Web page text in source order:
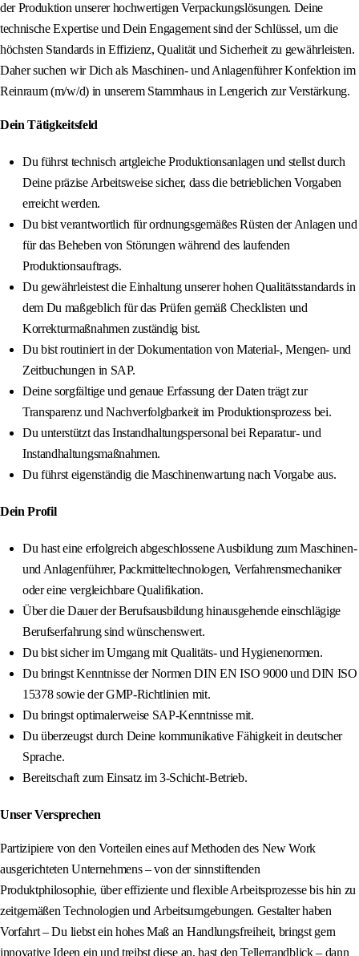
der Produktion unserer hochwertigen Verpackungslösungen. Deine
technische Expertise und Dein Engagement sind der Schlüssel, um die
höchsten Standards in Effizienz, Qualität und Sicherheit zu gewährleisten.
Daher suchen wir Dich als Maschinen- und Anlagenführer Konfektion im
Reinraum (m/w/d) in unserem Stammhaus in Lengerich zur Verstärkung.
Dein Tätigkeitsfeld
Du führst technisch artgleiche Produktionsanlagen und stellst durch
Deine präzise Arbeitsweise sicher, dass die betrieblichen Vorgaben
erreicht werden.
Du bist verantwortlich für ordnungsgemäßes Rüsten der Anlagen und
für das Beheben von Störungen während des laufenden
Produktionsauftrags.
Du gewährleistest die Einhaltung unserer hohen Qualitätsstandards in
dem Du maßgeblich für das Prüfen gemäß Checklisten und
Korrekturmaßnahmen zuständig bist.
Du bist routiniert in der Dokumentation von Material-, Mengen- und
Zeitbuchungen in SAP.
Deine sorgfältige und genaue Erfassung der Daten trägt zur
Transparenz und Nachverfolgbarkeit im Produktionsprozess bei.
Du unterstützt das Instandhaltungspersonal bei Reparatur- und
Instandhaltungsmaßnahmen.
Du führst eigenständig die Maschinenwartung nach Vorgabe aus.
Dein Profil
Du hast eine erfolgreich abgeschlossene Ausbildung zum Maschinen-
und Anlagenführer, Packmitteltechnologen, Verfahrensmechaniker
oder eine vergleichbare Qualifikation.
Über die Dauer der Berufsausbildung hinausgehende einschlägige
Berufserfahrung sind wünschenswert.
Du bist sicher im Umgang mit Qualitäts- und Hygienenormen.
Du bringst Kenntnisse der Normen DIN EN ISO 9000 und DIN ISO
15378 sowie der GMP-Richtlinien mit.
Du bringst optimalerweise SAP-Kenntnisse mit.
Du überzeugst durch Deine kommunikative Fähigkeit in deutscher
Sprache.
Bereitschaft zum Einsatz im 3-Schicht-Betrieb.
Unser Versprechen
Partizipiere von den Vorteilen eines auf Methoden des New Work
ausgerichteten Unternehmens – von der sinnstiftenden
Produktphilosophie, über effiziente und flexible Arbeitsprozesse bis hin zu
zeitgemäßen Technologien und Arbeitsumgebungen. Gestalter haben
Vorfahrt – Du liebst ein hohes Maß an Handlungsfreiheit, bringst gern
innovative Ideen ein und treibst diese an, hast den Tellerrandblick – dann